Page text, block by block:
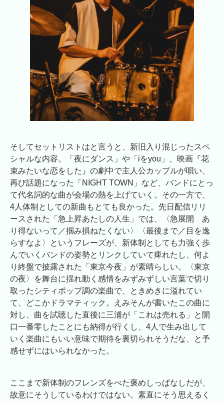
そしてセットリストはと言うと、新旧入り混じったスペ
シャルな内容。「夜にダンス」や「iをyou」、映画『花
束みたいな恋をした』の劇中で主人公カップルが唄い、
再び話題になった「NIGHT TOWN」など、バンドにとっ
て代名詞的な曲が会場の熱を上げていく。その一方で、
4人体制としての新曲もとても良かった。先日配信リリ
ースされた「急上昇あたしの人生」では、〈急展開 あ
り得ないって／掴み損ねたくない〉〈最後まで／目を逸
らすなよ〉というフレーズが、新体制としても力強く歩
んでいくバンドの姿勢とリンクしていて痺れたし、何よ
り終盤で披露された「東京今夜」が素晴らしい。〈東京
の夜〉を舞台に揺れ動く感情をみずみずしい言葉で切り
取ったシティポップ調の楽曲で、ときめきに溢れてい
て、どこかドラマティック。えみそんが書いたこの曲に
対し、曲を試聴した直後に三浦が「これは売れる」と開
口一番零したことにも納得が行くし、4人で生み出して
いく楽曲にもいい意味で期待を裏切られそうだな、と予
感せずにはいられなかった。
ここまで新体制のフレンズをべた褒めしっぱなしだが、
故意にそうしているわけではない。素直にそう思えるく